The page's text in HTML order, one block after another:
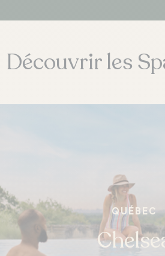
Découvrir les
QUÉBEC